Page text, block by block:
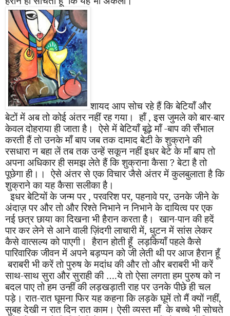
शायद आप सोच रहे हैं कि बेटियाँ और
बेटों में अब तो कोई अंतर नहीं रह गया। हाँ, इस जुमले को बार-बार
केवल दोहराया ही जाता है। ऐसे में बेटियाँ बूढ़े माँ-बाप की सँभाल
करती हैं तो उनके माँ बाप जब तक दामाद बेटी के शुक्राने की
रसधारा न बहा लें तब तक उन्हें सकून नहीं इधर बेटे के माँ बाप तो
अपना अधिकार ही समझ लेते हैं कि शुक्राना कैसा?बेटा है तो
पूछेगा ही।। ऐसे अंतर से एक विचार जैसे अंतर में कुलबुलाता है कि
शुक्राने का यह कैसा सलीका है।
इधर बेटियों के जन्म पर , परवरिश पर,पहनावे पर, उनके जीने के
अंदाज़ पर और तो और रिश्ते निभाने न निभाने के दायित्व पर एक
नई छत्र छाया का दिखना भी हैरान करता है। खान-पान की हदें
पार कर लेने से आने वाली ज़िंदगी लाचारी में, धुटन में सांस लेकर
कैसे वात्सल्य को पाएगी। हैरान होती हूँ लड़कियाँ पहले कैसे
पारिवारिक जीवन में अपने बड़प्पन को जी लेती थी पर आज हैरान हूँ
बराबरी भी करें तो पुरुष के मदांध की और तो और बराबरी भी करें
साथ-साथ सुरा और सुराही की ….ये तो ऐसा लगता हम पुरुष को न
बदल पाए तो हम उन्हीं की लड़खड़ाती राह पर उनके पीछे ही चल
पड़े। रात-रात घूमना फिर यह कहना कि लड़के घूमें तो मैं क्यों नहीं,
सुबह देखी न रात दिन रात काम। ऐसी व्यस्त माँ के बच्चे भी सोचते